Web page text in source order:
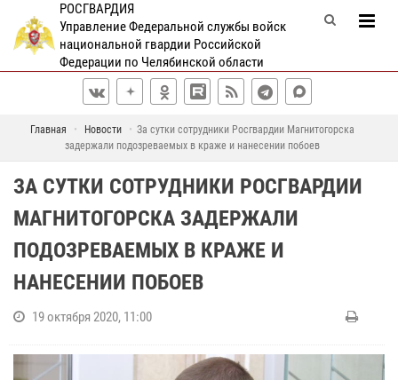
РОСГВАРДИЯ
Управление Федеральной службы войск
национальной гвардии Российской
Федерации по Челябинской области
Главная Новости
За сутки сотрудники Росгвардии Магнитогорска
задержали подозреваемых в краже и нанесении побоев
ЗА СУТКИ СОТРУДНИКИ РОСГВАРДИИ
МАГНИТОГОРСКА ЗАДЕРЖАЛИ
ПОДОЗРЕВАЕМЫХ В КРАЖЕ И
НАНЕСЕНИИ ПОБОЕВ
19 октября 2020, 11:00